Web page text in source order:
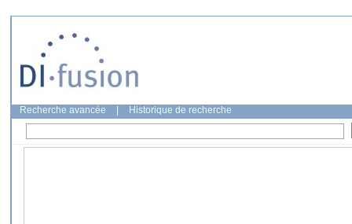
Recherche avancée Historique de recherche